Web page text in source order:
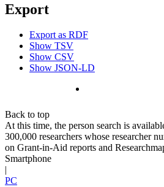
Export
Export as RDF
Show TSV
Show CSV
Show JSON-LD
Back to top
At this time, the person search is
300,000 researchers whose researcher
on Grant-in-Aid reports and
Smartphone
|
PC